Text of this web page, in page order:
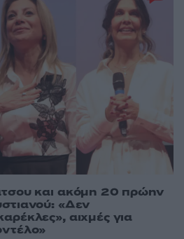
και ακόμη 20 πρώην
«Δεν
αιχμές για